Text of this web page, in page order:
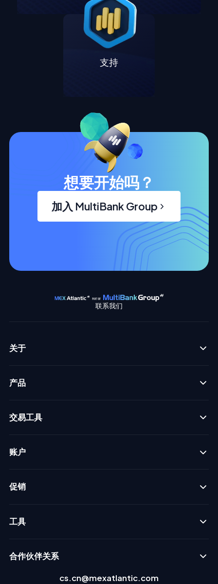
支持
想要开始吗？
加入 MultiBank Group
联系我们
关于
产品
交易工具
账户
促销
工具
合作伙伴关系
cs.cn@mexatlantic.com